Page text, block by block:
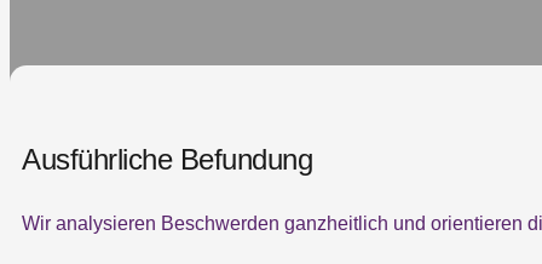
Ausführliche Befundung
Wir analysieren Beschwerden ganzheitlich und orientieren